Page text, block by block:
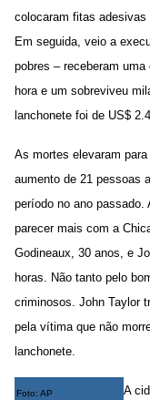
colocaram fitas
Em seguida, veio a
pobres – receberam
hora e um sobreviveu
lanchonete foi de US$
As mortes elevaram
aumento de 21 pessoas
período no ano passado.
parecer mais com a
Godineaux, 30 anos, e
horas. Não tanto pelo
criminosos. John Taylor
pela vítima que não
lanchonete.
Foto: AP
A